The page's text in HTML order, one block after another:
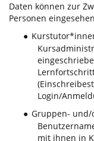
Daten können zur
Personen
●
Login/
● Gruppen-
mit ihnen in